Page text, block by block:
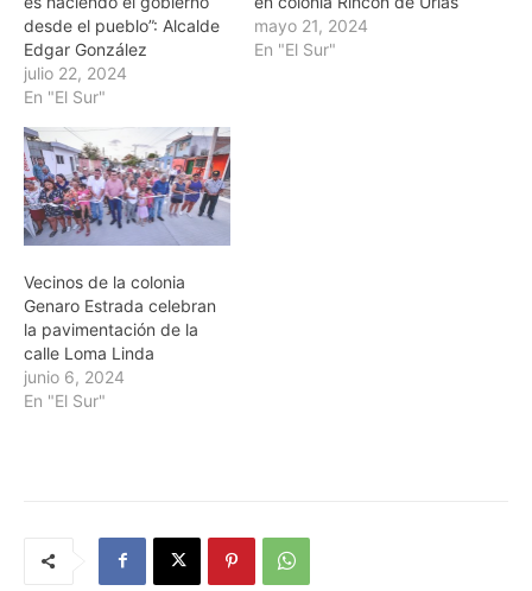
desde el pueblo”: Alcalde
Edgar González
julio 22, 2024
En "El Sur"
mayo 21, 2024
En "El Sur"
Vecinos de la colonia
Genaro Estrada celebran
la pavimentación de la
calle Loma Linda
junio 6, 2024
En "El Sur"